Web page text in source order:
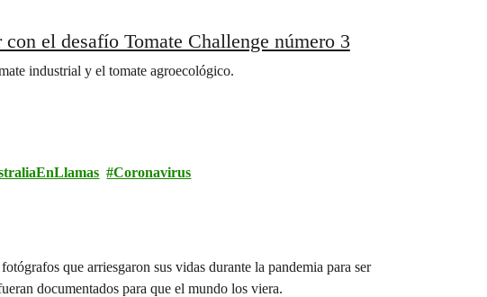
con el desafío Tomate Challenge número 3
industrial y el tomate agroecológico.
Coronavirus
que arriesgaron sus vidas durante la pandemia para ser
documentados para que el mundo los viera.